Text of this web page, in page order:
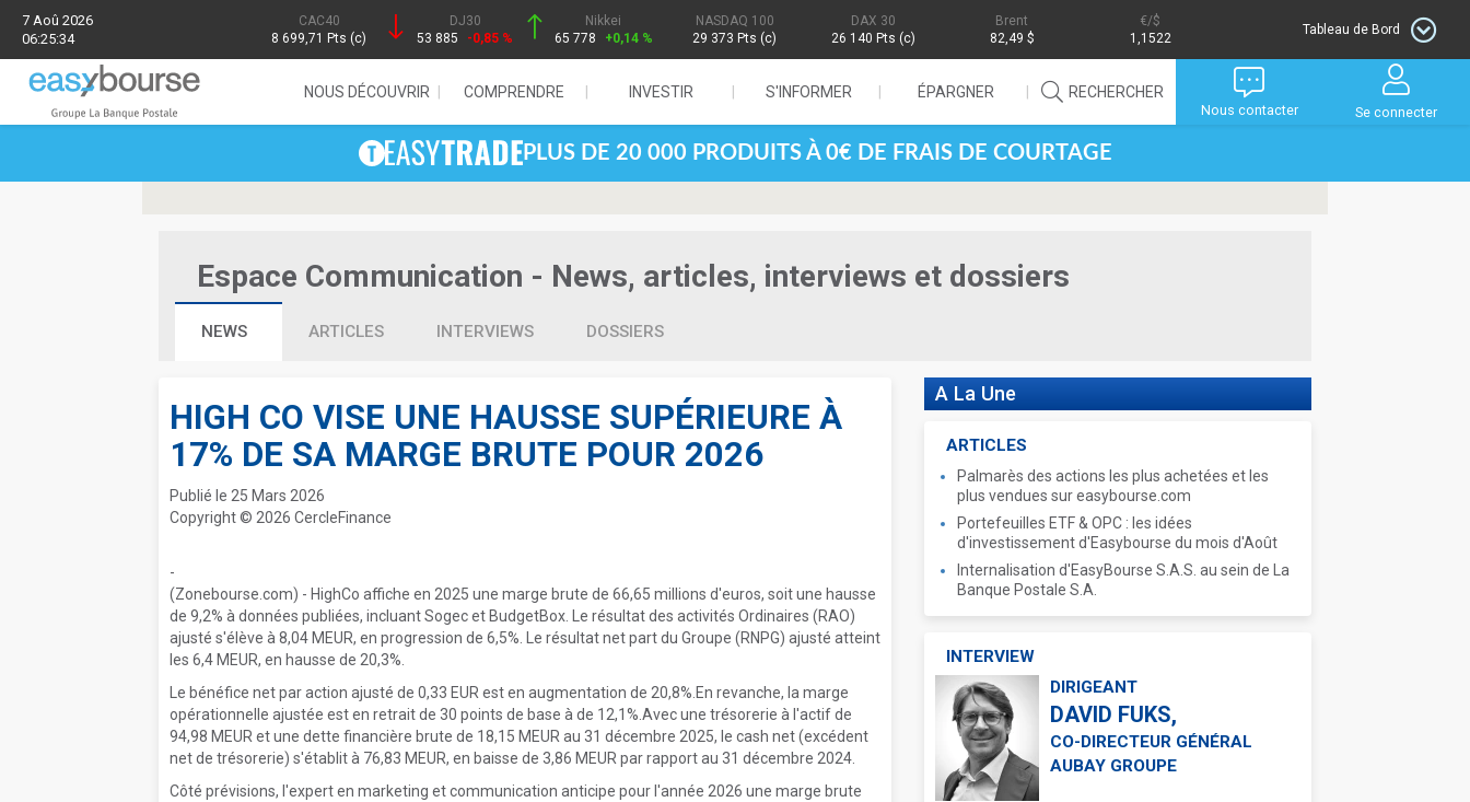
7 Aoû 2026
06:25:34
CAC40
8 699,71 Pts (c)
DJ30
53 885
-0,85 %
Nikkei
65 778
+0,14 %
NASDAQ 100
29 373 Pts (c)
DAX 30
26 140 Pts (c)
Brent
82,49 $
/$
1,1522
Tableau de Bord
NOUS DÉCOUVRIR COMPRENDRE INVESTIR S'INFORMER ÉPARGNER RECHERCHER
Nous contacter Se connecter
PLUS DE 20 000 PRODUITS À 0€ DE FRAIS DE COURTAGE
Espace Communication - News, articles, interviews et dossiers
NEWS ARTICLES INTERVIEWS DOSSIERS
HIGH CO VISE UNE HAUSSE SUPÉRIEURE À
17% DE SA MARGE BRUTE POUR 2026
Publié le 25 Mars 2026
Copyright © 2026 CercleFinance
-
(Zonebourse.com) - HighCo affiche en 2025 une marge brute de 66,65 millions d'euros, soit une hausse
de 9,2% à données publiées, incluant Sogec et BudgetBox. Le résultat des activités Ordinaires (RAO)
ajusté s'élève à 8,04 MEUR, en progression de 6,5%. Le résultat net part du Groupe (RNPG) ajusté atteint
les 6,4 MEUR, en hausse de 20,3%.
Le bénéfice net par action ajusté de 0,33 EUR est en augmentation de 20,8%.En revanche, la marge
opérationnelle ajustée est en retrait de 30 points de base à de 12,1%.Avec une trésorerie à l'actif de
94,98 MEUR et une dette financière brute de 18,15 MEUR au 31 décembre 2025, le cash net (excédent
net de trésorerie) s'établit à 76,83 MEUR, en baisse de 3,86 MEUR par rapport au 31 décembre 2024.
Côté prévisions, l'expert en marketing et communication anticipe pour l'année 2026 une marge brute
A La Une
ARTICLES
Palmarès des actions les plus achetées et les
plus vendues sur easybourse.com
Portefeuilles ETF & OPC : les idées
d'investissement d'Easybourse du mois d'Août
Internalisation d'EasyBourse S.A.S. au sein de La
Banque Postale S.A.
INTERVIEW
DIRIGEANT
DAVID FUKS,
CO-DIRECTEUR GÉNÉRAL
AUBAY GROUPE